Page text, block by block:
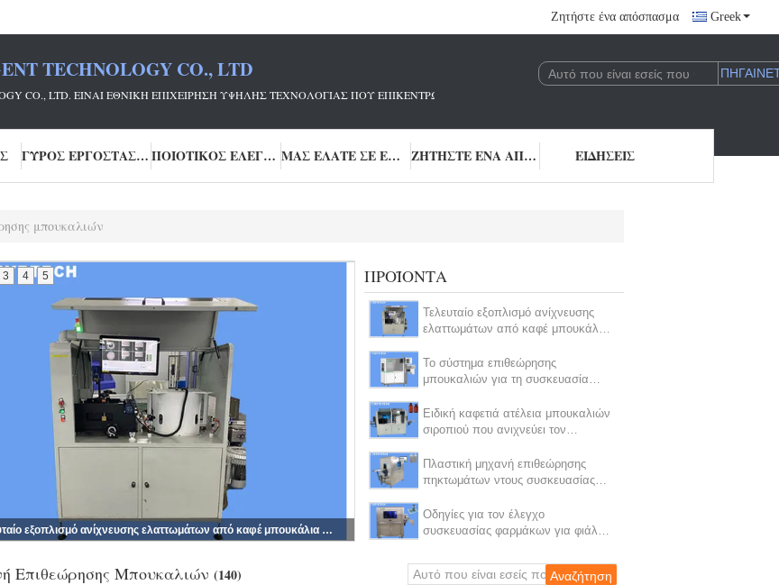
Ζητήστε ένα απόσπασμα Greek
TECHNOLOGY CO., LTD
CO., LTD. ΕΊΝΑΙ ΕΘΝΙΚΉ ΕΠΙΧΕΊΡΗΣΗ ΥΨΗΛΉΣ ΤΕΧΝΟΛΟΓΊΑΣ ΠΟΥ ΕΠΙΚΕΝΤΡΏΝΕΤΑΙ ΣΤΗΝ ΈΡΕΥΝΑ ΚΑΙ ΑΝΆΠΤΥΞΗ ΚΑΙ ΤΗΝ
ΓΎΡΟΣ ΕΡΓΟΣΤΑΣΊΩΝ ΠΟΙΟΤΙΚΌΣ ΈΛΕΓΧΟΣ ΜΑΣ ΕΛΆΤΕ ΣΕ ΕΠΑΦΉ ΜΕ ΖΗΤΉΣΤΕ ΈΝΑ ΑΠΌΣΠΑΣΜΑ ΕΙΔΉΣΕΙΣ
μπουκαλιών
Τελευταίο εξοπλισμό ανίχνευσης ελαττωμάτων από καφέ μπουκάλια με βάση αλγορίθμους
3 4 5 ΠΡΟΪΌΝΤΑ
Τελευταίο εξοπλισμό ανίχνευσης
ελαττωμάτων από καφέ μπουκάλια
Το σύστημα επιθεώρησης
μπουκαλιών για τη συσκευασία
δέχεται
Ειδική καφετιά ατέλεια μπουκαλιών
σιροπιού που ανιχνεύει τον
έτους
Πλαστική μηχανή επιθεώρησης
πηκτωμάτων ντους συσκευασίας
κατώτατο σημείο μπουκαλιών
Οδηγίες για τον έλεγχο
συσκευασίας φαρμάκων για φιάλες
Επιθεώρησης Μπουκαλιών (140)